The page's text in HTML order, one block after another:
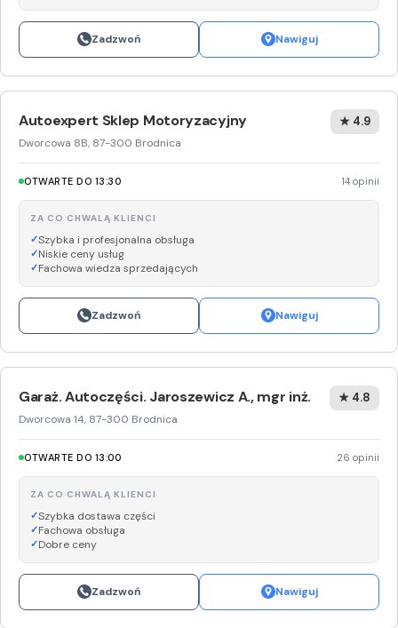
Zadzwoń Nawiguj
Autoexpert Sklep Motoryzacyjny
Dworcowa 8B, 87-300 Brodnica
★ 4.9
OTWARTE DO 13:30 14 opinii
ZA CO CHWALĄ KLIENCI
Szybka i profesjonalna obsługa
Niskie ceny usług
Fachowa wiedza sprzedających
Zadzwoń Nawiguj
Garaż. Autoczęści. Jaroszewicz A., mgr inż.
Dworcowa 14, 87-300 Brodnica
★ 4.8
OTWARTE DO 13:00 26 opinii
ZA CO CHWALĄ KLIENCI
Szybka dostawa części
Fachowa obsługa
Dobre ceny
Zadzwoń Nawiguj